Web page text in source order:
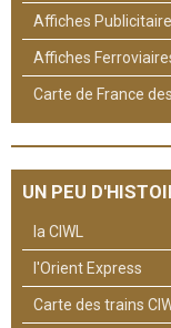
Affiches
Affiches
Carte de France
UN PEU
la CIWL
l'Orient Express
Carte des trains